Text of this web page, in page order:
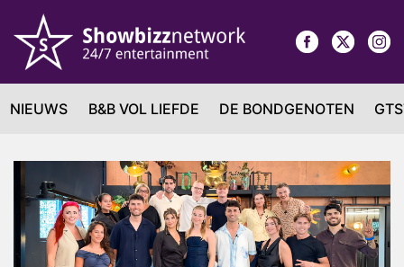
NIEUWS B&B VOL LIEFDE DE BONDGENOTEN